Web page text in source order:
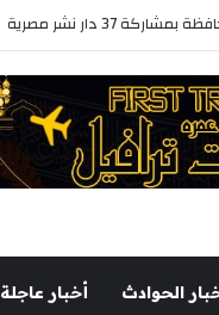
فني عبر المسرح المتنقل
الحوادث أخبار عاجلة